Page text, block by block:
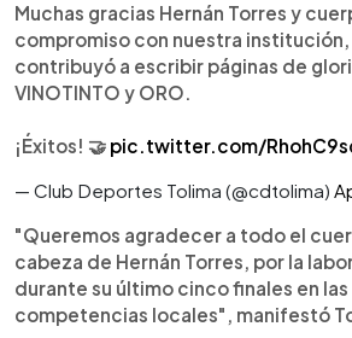
Muchas gracias Hernán Torres y
compromiso con nuestra
contribuyó a escribir páginas de
VINOTINTO y ORO.
¡Éxitos! 🤝 pic.twitter.com/
— Club Deportes Tolima (@cdtolima)
"Queremos agradecer a todo el
cabeza de Hernán Torres, por la
durante su último cinco finales en
competencias locales", manifestó